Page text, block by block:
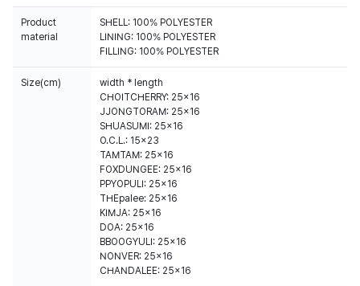
Product
material
SHELL: 100% POLYESTER
LINING: 100% POLYESTER
FILLING: 100% POLYESTER
Size(cm)
width * length
CHOITCHERRY: 25x16
JJONGTORAM: 25x16
SHUASUMI: 25x16
O.C.L.: 15x23
TAMTAM: 25x16
FOXDUNGEE: 25x16
PPYOPULI: 25x16
THEpalee: 25x16
KIMJA: 25x16
DOA: 25x16
BBOOGYULI: 25x16
NONVER: 25x16
CHANDALEE: 25x16